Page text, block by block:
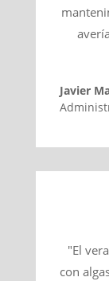
Javier
"El
con